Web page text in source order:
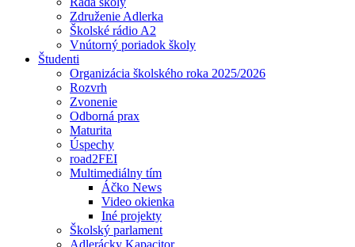
Združenie Adlerka
Školské rádio A2
Vnútorný poriadok školy
Študenti
Organizácia školského roka 2025/2026
Rozvrh
Zvonenie
Odborná prax
Maturita
Úspechy
road2FEI
Multimediálny tím
Áčko News
Video okienka
Iné projekty
Školský parlament
Adlerácky Kapacitor